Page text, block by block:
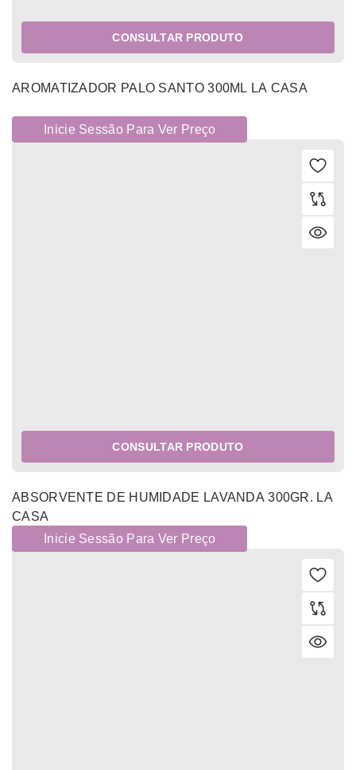
CONSULTAR PRODUTO
AROMATIZADOR PALO SANTO 300ML LA CASA
Inicie Sessão Para Ver Preço
CONSULTAR PRODUTO
ABSORVENTE DE HUMIDADE LAVANDA 300GR. LA
CASA
Inicie Sessão Para Ver Preço